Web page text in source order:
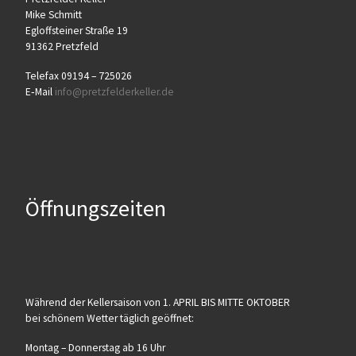
Mike Schmitt
Egloff­stei­ner Stra­ße 19
91362 Pretzfeld
Tele­fax 09194 – 725026
E‑Mail info@​pretzfelderkeller.​de
Öffnungszeiten
Wäh­rend der Kel­ler­sai­son von 1. APRIL BIS MITTE OKTOBER
bei schö­nem Wet­ter täg­lich geöffnet:
Mon­tag – Don­ners­tag ab 16 Uhr